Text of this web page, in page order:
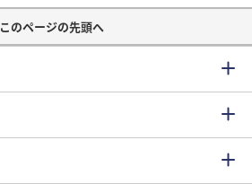
このページの先頭へ